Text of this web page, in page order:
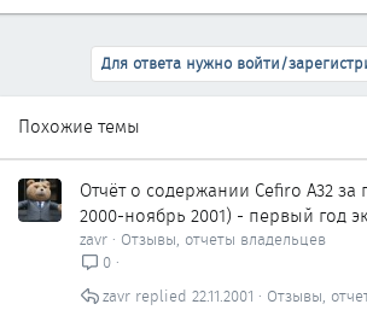
Для ответа нужно войти/
Похожие темы
Отчёт о содержании Cefiro A32 за
2000-ноябрь 2001) - первый год
zavr
Отзывы, отчеты владельцев
0
Отзывы,
22.11.2001
zavr